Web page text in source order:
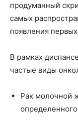
продуманный
самых
появления
В рамках
частые виды
Рак молочной
определенного